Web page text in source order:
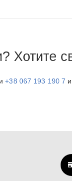
Хотите
+38 067 193 190 7